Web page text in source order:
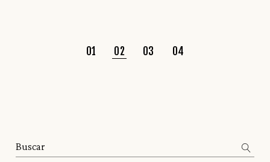
PAGINACIÓN
01 02 03 04
Search